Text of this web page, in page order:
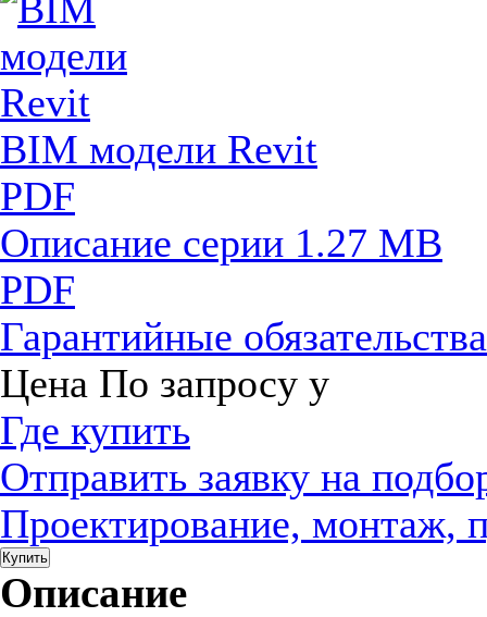
BIM модели Revit
PDF
Описание серии 1.27 MB
PDF
Гарантийные
Цена По запросу у
Где купить
Отправить заявку на
Проектирование, монтаж,
Купить
Описание